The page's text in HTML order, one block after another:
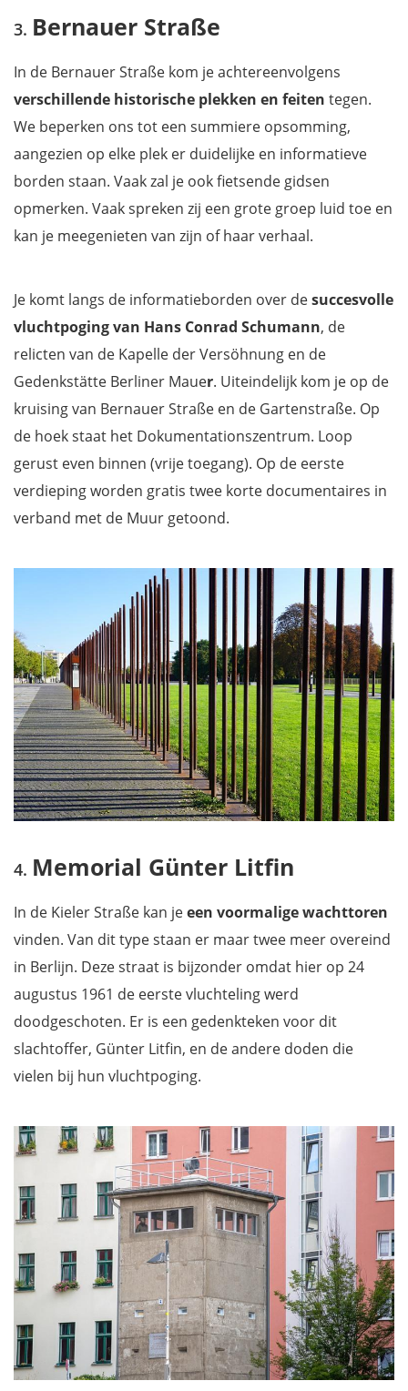
Bernauer Straße
In de Bernauer Straße kom je achtereenvolgens
verschillende historische plekken en feiten tegen.
We beperken ons tot een summiere opsomming,
aangezien op elke plek er duidelijke en informatieve
borden staan. Vaak zal je ook fietsende gidsen
opmerken. Vaak spreken zij een grote groep luid toe en
kan je meegenieten van zijn of haar verhaal.
Je komt langs de informatieborden over desuccesvolle
vluchtpoging van Hans Conrad Schumann, de
relicten van de Kapelle der Versöhnung en de
Gedenkstätte Berliner Mauer. Uiteindelijk kom je op de
kruising van Bernauer Straße en de Gartenstraße. Op
de hoek staat het Dokumentationszentrum. Loop
gerust even binnen (vrije toegang). Op de eerste
verdieping worden gratis twee korte documentaires in
verband met de Muur getoond.
Memorial Günter Litfin
In de Kieler Straße kan jeeen voormalige wachttoren
vinden. Van dit type staan er maar twee meer overeind
in Berlijn. Deze straat is bijzonder omdat hier op 24
augustus 1961 de eerste vluchteling werd
doodgeschoten. Er is een gedenkteken voor dit
slachtoffer, Günter Litfin, en de andere doden die
vielen bij hun vluchtpoging.